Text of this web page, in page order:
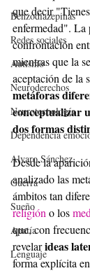
Benzodiazepinas
Redes sociales
Autismo
Neuroderechos
Neurotecnología
Dependencia
Alvaro Sánchez
Guerra
Sueño
Apatía
Lenguaje
que decir
enfermedad". La
confrontación
mientras que la
aceptación de la
metáforas
conceptualizar
dos formas
Desde la
analizado las
ámbitos tan
religión o los
que, con
revelar ideas
forma explícita